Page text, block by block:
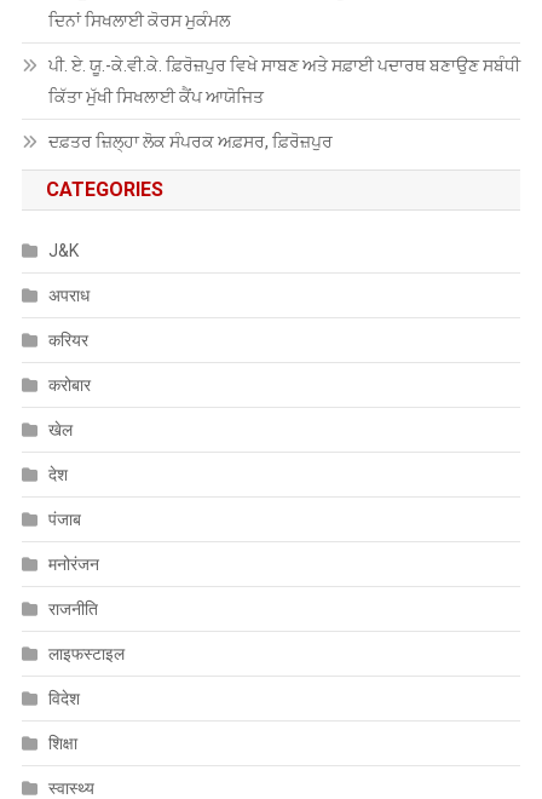
ਦਿਨਾਂ ਸਿਖਲਾਈ ਕੋਰਸ ਮੁਕੰਮਲ
ਪੀ. ਏ. ਯੂ.-ਕੇ.ਵੀ.ਕੇ. ਫ਼ਿਰੋਜ਼ਪੁਰ ਵਿਖੇ ਸਾਬਣ ਅਤੇ ਸਫ਼ਾਈ ਪਦਾਰਥ ਬਣਾਉਣ ਸਬੰਧੀ
ਕਿੱਤਾ ਮੁੱਖੀ ਸਿਖਲਾਈ ਕੈਂਪ ਆਯੋਜਿਤ
ਦਫ਼ਤਰ ਜ਼ਿਲ੍ਹਾ ਲੋਕ ਸੰਪਰਕ ਅਫ਼ਸਰ, ਫ਼ਿਰੋਜ਼ਪੁਰ
CATEGORIES
J&K
अपराध
करियर
करोबार
खेल
देश
पंजाब
मनोरंजन
राजनीति
लाइफस्टाइल
विदेश
शिक्षा
स्वास्थ्य